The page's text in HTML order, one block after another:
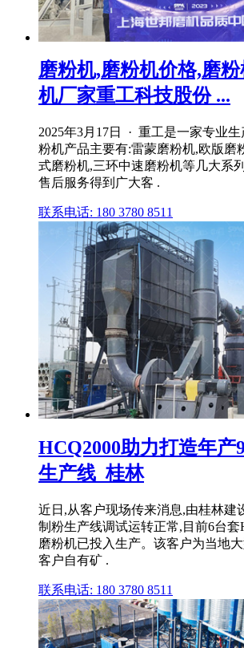
磨粉机,磨粉机价格,磨
机厂家重工科技股份 ...
2025年3月17日 · 重工是一家专业
粉机产品主要有:雷蒙磨粉机,欧版磨
式磨粉机,三环中速磨粉机等几大系
售后服务得到广大客 .
联系电话: 180 3780 8511
HCQ2000助力打造年产
生产线_桂林
近日,从客户现场传来消息,由桂林建
制粉生产线调试运转正常,目前6台套
磨粉机已投入生产。该客户为当地
客户自有矿 .
联系电话: 180 3780 8511